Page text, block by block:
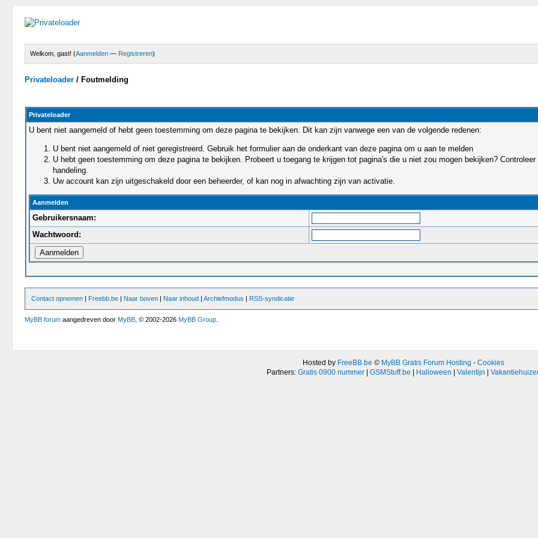
Welkom, gast! (Aanmelden — Registreren)
Privateloader / Foutmelding
Privateloader
U bent niet aangemeld of hebt geen toestemming om deze pagina te bekijken. Dit kan zijn vanwege een van de volgende redenen:
U bent niet aangemeld of niet geregistreerd. Gebruik het formulier aan de onderkant van deze pagina om u aan te melden
U hebt geen toestemming om deze pagina te bekijken. Probeert u toegang te krijgen tot pagina's die u niet zou mogen bekijken?
handeling.
Uw account kan zijn uitgeschakeld door een beheerder, of kan nog in afwachting zijn van activatie.
Aanmelden
Gebruikersnaam:
Wachtwoord:
Contact opnemen | Freebb.be | Naar boven | Naar inhoud |Archiefmodus | RSS-syndicatie
MyBB forum aangedreven doorMyBB , © 2002-2026MyBB Group
Hosted by FreeBB.be © MyBB Gratis Forum Hosting - Cookies
Partners: Gratis 0900 nummer| GSMStuff.be Halloween Valentijn